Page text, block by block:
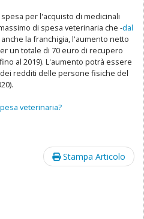
spesa per l'acquisto di medicinali
di spesa veterinaria che -dal
la franchigia, l'aumento netto
un totale di 70 euro di recupero
al 2019). L'aumento potrà essere
redditi delle persone fisiche del
veterinaria?
Stampa Articolo